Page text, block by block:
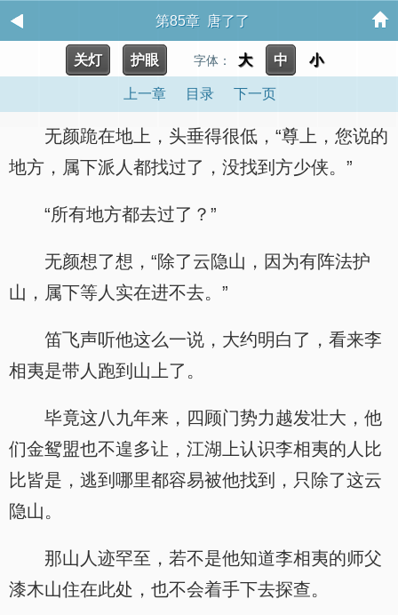
第85章 唐了了
关灯 护眼 字体： 大 中 小
上一章 目录 下一页
无颜跪在地上，头垂得很低，“尊上，您说的
地方，属下派人都找过了，没找到方少侠。”
“所有地方都去过了？”
无颜想了想，“除了云隐山，因为有阵法护
山，属下等人实在进不去。”
笛飞声听他这么一说，大约明白了，看来李
相夷是带人跑到山上了。
毕竟这八九年来，四顾门势力越发壮大，他
们金鸳盟也不遑多让，江湖上认识李相夷的人比
比皆是，逃到哪里都容易被他找到，只除了这云
隐山。
那山人迹罕至，若不是他知道李相夷的师父
漆木山住在此处，也不会着手下去探查。